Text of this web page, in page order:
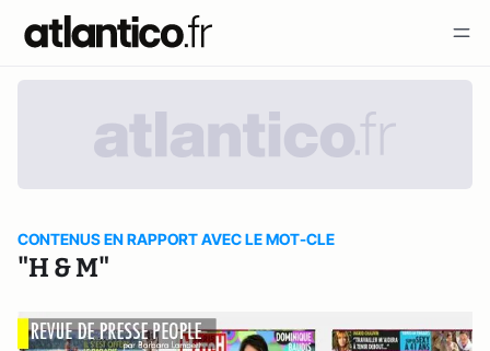
CONTENUS EN RAPPORT AVEC LE MOT-CLE
"H & M"